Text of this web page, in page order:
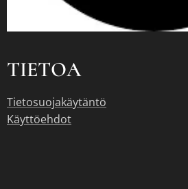
TIETOA
Tietosuojakäytäntö
Käyttöehdot